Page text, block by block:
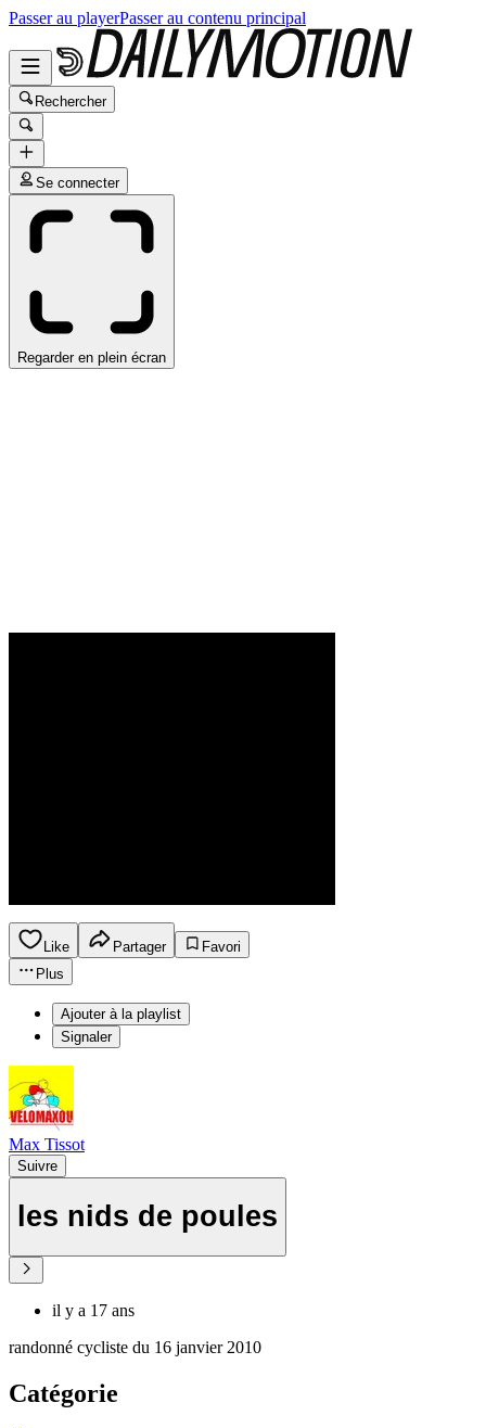
Passer au playerPasser au contenu principal
Rechercher
Se connecter
Regarder en plein écran
Like Partager
Favori
Plus
Ajouter à la playlist
Signaler
Max Tissot
Suivre
les nids de poules
il y a 17 ans
randonné cycliste du 16 janvier 2010
Catégorie